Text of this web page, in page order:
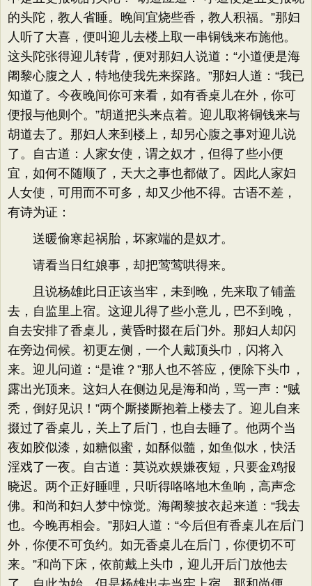
的头陀，教人省睡。晚间宜烧些香，教人积福。”那妇
人听了大喜，便叫迎儿去楼上取一串铜钱来布施他。
这头陀张得迎儿转背，便对那妇人说道：“小道便是海
阇黎心腹之人，特地使我先来探路。”那妇人道：“我已
知道了。今夜晚间你可来看，如有香桌儿在外，你可
便报与他则个。”胡道把头来点着。迎儿取将铜钱来与
胡道去了。那妇人来到楼上，却另心腹之事对迎儿说
了。自古道：人家女使，谓之奴才，但得了些小便
宜，如何不随顺了，天大之事也都做了。因此人家妇
人女使，可用而不可多，却又少他不得。古语不差，
有诗为证：
送暖偷寒起祸胎，坏家端的是奴才。
请看当日红娘事，却把莺莺哄得来。
且说杨雄此日正该当牢，未到晚，先来取了铺盖
去，自监里上宿。这迎儿得了些小意儿，巴不到晚，
自去安排了香桌儿，黄昏时掇在后门外。那妇人却闪
在旁边伺候。初更左侧，一个人戴顶头巾，闪将入
来。迎儿问道：“是谁？”那人也不答应，便除下头巾，
露出光顶来。这妇人在侧边见是海和尚，骂一声：“贼
秃，倒好见识！”两个厮搂厮抱着上楼去了。迎儿自来
掇过了香桌儿，关上了后门，也自去睡了。他两个当
夜如胶似漆，如糖似蜜，如酥似髓，如鱼似水，快活
淫戏了一夜。自古道：莫说欢娱嫌夜短，只要金鸡报
晓迟。两个正好睡哩，只听得咯咯地木鱼响，高声念
佛。和尚和妇人梦中惊觉。海阇黎披衣起来道：“我去
也。今晚再相会。”那妇人道：“今后但有香桌儿在后门
外，你便不可负约。如无香桌儿在后门，你便切不可
来。”和尚下床，依前戴上头巾，迎儿开后门放他去